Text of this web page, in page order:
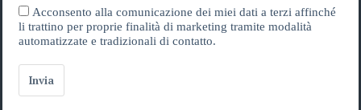
Acconsento alla comunicazione dei miei dati a terzi affinché
li trattino per proprie finalità di marketing tramite modalità
automatizzate e tradizionali di contatto.
Invia